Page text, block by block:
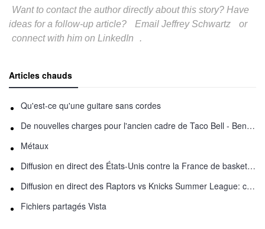
Want to contact the author directly about this story? Have
ideas for a follow-up article?
Email Jeffrey Schwartz
or
connect with him on LinkedIn
.
Articles chauds
Qu'est-ce qu'une guitare sans cordes
De nouvelles charges pour l'ancien cadre de Taco Bell - Benjamin Golden - dans Uber fracas
Métaux
Diffusion en direct des États-Unis contre la France de basket-ball : comment regarder en ligne
Diffusion en direct des Raptors vs Knicks Summer League: comment regarder
Fichiers partagés Vista